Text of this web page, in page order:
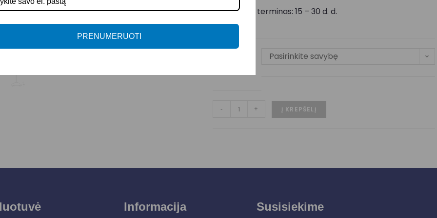
Pristatymo terminas: 15 – 30 d. d.
Pasirinkite savybę
- + Į KREPŠELĮ
Informacija Susisiekime
PRENUMERUOTI